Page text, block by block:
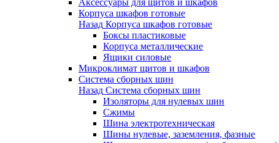
Аксессуары для щитов и шкафов
Корпуса шкафов готовые
Назад Корпуса шкафов готовые
Боксы пластиковые
Корпуса металлические
Ящики силовые
Микроклимат щитов и шкафов
Система сборных шин
Назад Система сборных шин
Изоляторы для нулевых шин
Сжимы
Шина электротехническая
Шины нулевые, заземления, фазные